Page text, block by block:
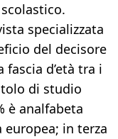
specializzata
del decisore
d’età tra i
di studio
è analfabeta
in terza